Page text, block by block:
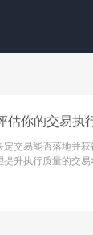
估你的交易执
交易能否落地并
升执行质量的交易